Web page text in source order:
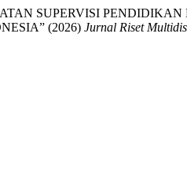
SUPERVISI
(2026) Jurnal Riset